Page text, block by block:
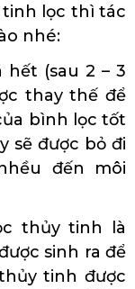
lọc thì tác
nhé:
(sau 2 – 3
thay thế để
bình lọc tốt
sẽ được bỏ đi
đến môi
thủy tinh là
sinh ra để
tinh được